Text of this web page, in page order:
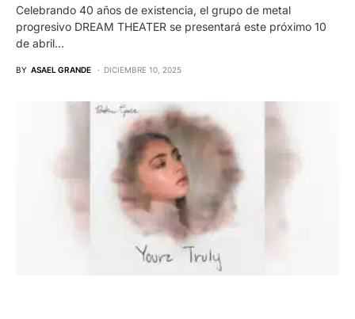
Celebrando 40 años de existencia, el grupo de metal
progresivo DREAM THEATER se presentará este próximo 10
de abril…
BY ASAEL GRANDE DICIEMBRE 10, 2025